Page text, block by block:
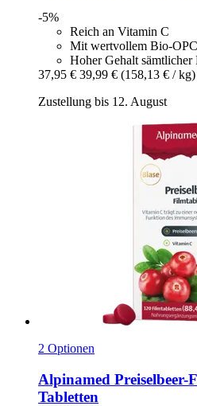
-5%
Reich an Vitamin C
Mit wertvollem Bio-
Hoher Gehalt
37,95 € 39,99 € (158,13 € / kg)
Zustellung bis 12. August
2 Optionen
Alpinamed Preiselbeer-​
Tabletten